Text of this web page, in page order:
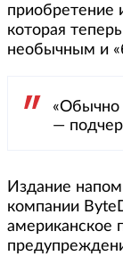
которая
необычным и
«Обычно
—
Издание
компании
американское